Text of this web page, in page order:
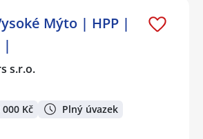
Mýto | HPP |
|
s.r.o.
Kč Plný úvazek